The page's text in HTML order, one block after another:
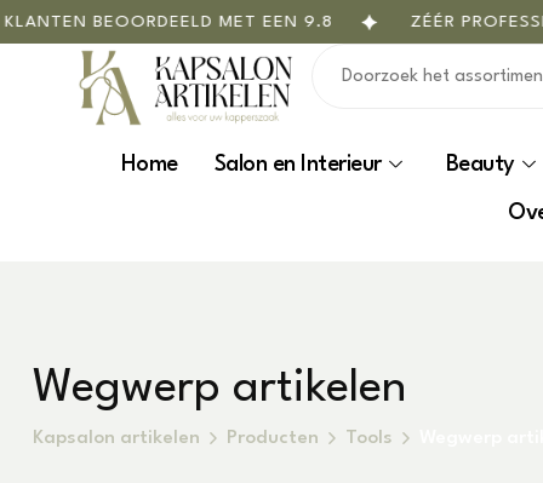
BEOORDEELD MET EEN 9.8 ZÉÉR
Home Salon en Interieur Beauty
Wegwerp artikelen
Kapsalon artikelen Producten Tools